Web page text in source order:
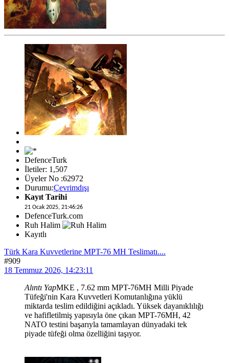
DefenceTurk
İletiler: 1,507
Üyeler No :62972
Durumu:Çevrimdışı
Kayıt Tarihi
21 Ocak 2025, 21:46:26
DefenceTurk.com
Ruh Halim
Kayıtlı
Türk Kara Kuvvetlerine MPT-76 MH Teslimatı....
#909
18 Temmuz 2026, 14:23:11
Alıntı YapMKE , 7.62 mm MPT-76MH Milli Piyade
Tüfeği'nin Kara Kuvvetleri Komutanlığına yüklü
miktarda teslim edildiğini açıkladı. Yüksek dayanıklılığı
ve hafifletilmiş yapısıyla öne çıkan MPT-76MH, 42
NATO testini başarıyla tamamlayan dünyadaki tek
piyade tüfeği olma özelliğini taşıyor.